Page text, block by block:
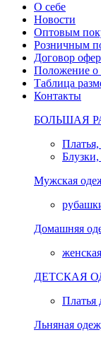
О себе
Новости
Оптовым
Розничным
Договор
Положение о
Таблица
Контакты
БОЛЬШАЯ
Мужская
Домашняя
ДЕТСКАЯ
Платья
Льняная